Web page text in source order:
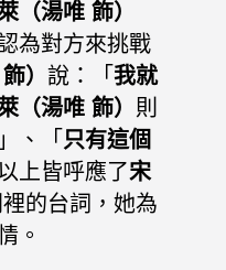
（湯唯 飾）
為對方來挑戰
） 說：「 我就
（湯唯 飾） 則
」、「 只有這個
上皆呼應了宋
的台詞，她為
。